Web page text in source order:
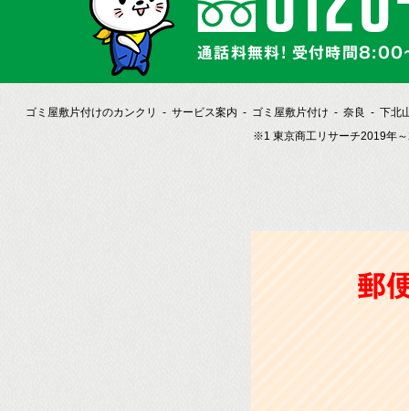
通話料無料! 受付時間8:00
ゴミ屋敷片付けのカンクリ サービス案内 ゴミ屋敷片付け 奈良
下北
※1 東京商工リサーチ2019年～
郵